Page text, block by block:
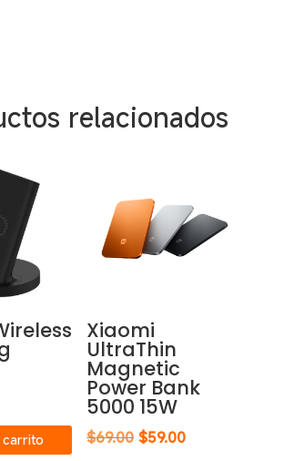
relacionados
carrito
Xiaomi
UltraThin
Magnetic
Power Bank
5000 15W
$69.00 El
$59.00El